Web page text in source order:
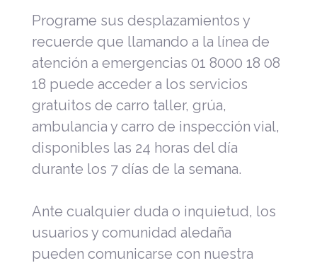
Programe sus desplazamientos y
recuerde que llamando a la línea de
atención a emergencias 01 8000 18 08
18 puede acceder a los servicios
gratuitos de carro taller, grúa,
ambulancia y carro de inspección vial,
disponibles las 24 horas del día
durante los 7 días de la semana.
Ante cualquier duda o inquietud, los
usuarios y comunidad aledaña
pueden comunicarse con nuestra